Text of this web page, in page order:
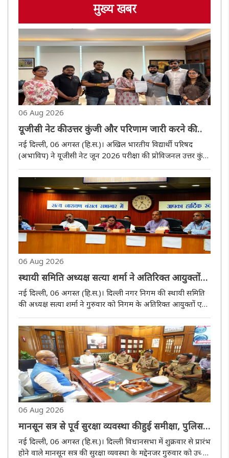
मुख्य खबर
06 Aug 2026
यूजीसी नेट की उत्तर कुंजी और परिणाम जारी करने की
मांग, अभाविप ने यूजीसी सचिव को सौंपा ज्ञापन
नई दिल्ली, 06 अगस्त (हि.स.)। अखिल भारतीय विद्यार्थी परिषद
(अभाविप) ने यूजीसी नेट जून 2026 परीक्षा की प्रोविजनल उत्तर कुंजी
अनुदान आयोग (यूजीसी) के सचिव प्रो. श्याम राठ को गुरुवार को
ज्ञापन ..
06 Aug 2026
स्थायी समिति अध्यक्ष सत्या शर्मा ने अतिरिक्त आयुक्तों
एवं वरिष्ठ अधिकारियों के साथ की समीक्षा बैठक
नई दिल्ली, 06 अगस्त (हि.स.)। दिल्ली नगर निगम की स्थायी समिति
की अध्यक्ष सत्या शर्मा ने गुरुवार को निगम के अतिरिक्त आयुक्तों एवं
बैठक में निगम के कॉन्ट्रैक्ट कर्मचारियों के नियमितीकरण, ..
06 Aug 2026
मानसून सत्र से पूर्व सुरक्षा व्यवस्था की हुई समीक्षा, पुलिस ने
की विधानसभा में मॉक ड्रिल
नई दिल्ली, 06 अगस्त (हि.स.)। दिल्ली विधानसभा में शुक्रवार से प्रारंभ
होने वाले मानसून सत्र की सुरक्षा व्यवस्था के मद्देनजर गुरुवार को उच्च